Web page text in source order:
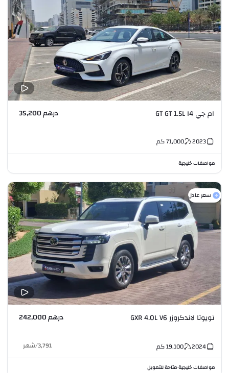
ام جي GT GT 1.5L I4 درهم 35,200
2023
71,000كم
مواصفات خليجية
سعر عادل
تويوتا لاندكروزر GXR 4.0L V6 درهم 242,000
2024
19,100كم 3,791
/شهر
مواصفات خليجية•متاحة للتمويل